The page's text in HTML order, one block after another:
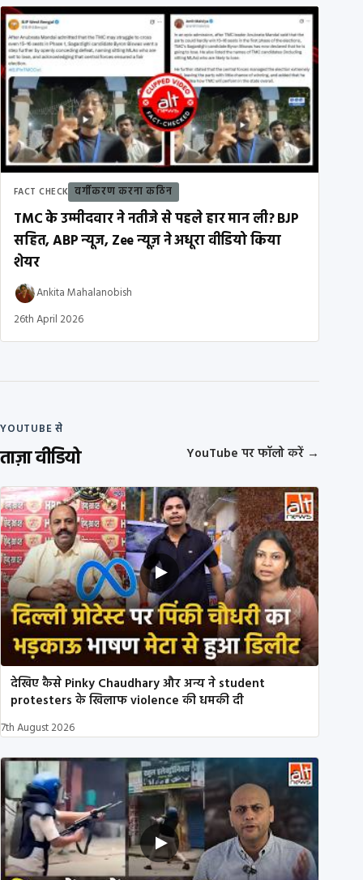
FACT CHECK वर्गीकरण करना कठिन
TMC के उम्मीदवार ने नतीजे से पहले हार मान ली? BJP
सहित, ABP न्यूज, Zee न्यूज़ ने अधूरा वीडियो किया
शेयर
Ankita Mahalanobish
26th April 2026
YOUTUBE से
ताज़ा वीडियो YouTube पर फॉलो करें →
देखिए कैसे Pinky Chaudhary और अन्य ने student
protesters के खिलाफ violence की धमकी दी
7th August 2026